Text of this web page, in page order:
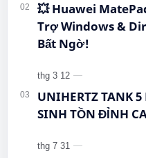
💥 Huawei
Trợ Windows &
Bất Ngờ!
UNIHERTZ TANK
SINH TỒN ĐỈNH